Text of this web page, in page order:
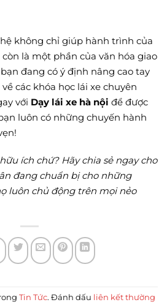
không chỉ giúp hành trình của
là một phần của văn hóa giao
đang có ý định nâng cao tay
các khóa học lái xe chuyên
với Dạy lái xe hà nội để được
luôn có những chuyến hành
ích chứ? Hãy chia sẻ ngay cho
đang chuẩn bị cho những
luôn chủ động trên mọi nẻo
Tin Tức. Đánh dấu liên kết thường